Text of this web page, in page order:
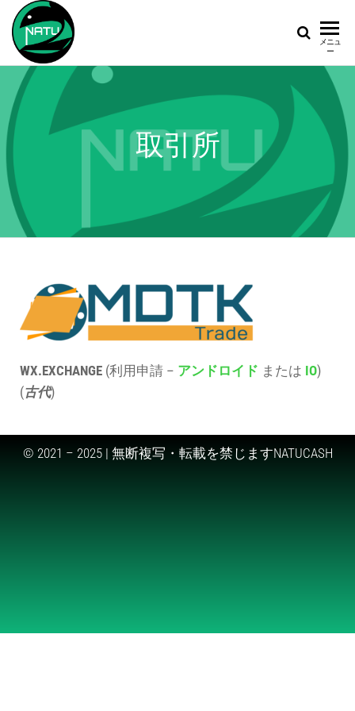
メニュ
ー
取引所
WX.EXCHANGE (利用申請 – アンドロイド または IO)
(古代)
© 2021 – 2025 | 無断複写・転載を禁じますNATUCASH